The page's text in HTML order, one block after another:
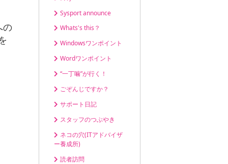
の
Sysport announce
Whats's this？
Windowsワンポイント
Wordワンポイント
“一丁噛”が行く！
ごぞんじですか？
サポート日記
スタッフのつぶやき
ネコの穴(ITアドバイザ
ー養成所)
読者訪問